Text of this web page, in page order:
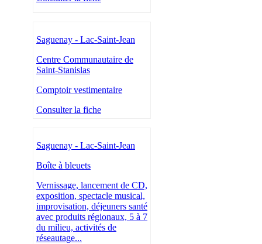
Saguenay - Lac-Saint-Jean
Centre Communautaire de
Saint-Stanislas
Comptoir vestimentaire
Consulter la fiche
Saguenay - Lac-Saint-Jean
Boîte à bleuets
Vernissage, lancement de CD,
exposition, spectacle musical,
improvisation, déjeuners santé
avec produits régionaux, 5 à 7
du milieu, activités de
réseautage...